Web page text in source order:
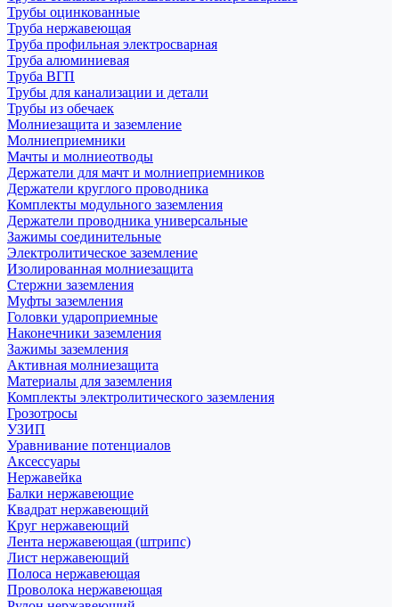
Трубы оцинкованные
Труба нержавеющая
Труба профильная электросварная
Труба алюминиевая
Труба ВГП
Трубы для канализации и детали
Трубы из обечаек
Молниезащита и заземление
Молниеприемники
Мачты и молниеотводы
Держатели для мачт и молниеприемников
Держатели круглого проводника
Комплекты модульного заземления
Держатели проводника универсальные
Зажимы соединительные
Электролитическое заземление
Изолированная молниезащита
Стержни заземления
Муфты заземления
Головки удароприемные
Наконечники заземления
Зажимы заземления
Активная молниезащита
Материалы для заземления
Комплекты электролитического заземления
Грозотросы
УЗИП
Уравнивание потенциалов
Аксессуары
Нержавейка
Балки нержавеющие
Квадрат нержавеющий
Круг нержавеющий
Лента нержавеющая (штрипс)
Лист нержавеющий
Полоса нержавеющая
Проволока нержавеющая